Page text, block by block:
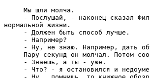
     Мы шли молча.
- Послушай, - наконец сказал
нормальной жизни.
     - Должен быть способ лучше.
     - Например?
- Ну, не знаю. Например, дать
Пару секунд он молчал. Потом
     - Знаешь, а ты - уже.
- Что? - я остановился и